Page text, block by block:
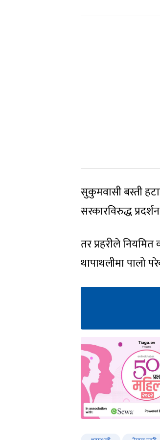
सुकुमवासी बस्ती
सरकारविरुद्ध
तर प्रहरीले
थापाथलीमा पालो